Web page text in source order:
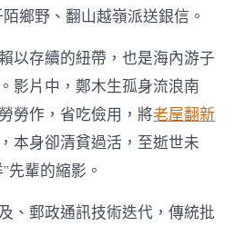
鄉野、翻山越嶺派送銀信。
以存續的紐帶，也是海內游子
影片中，鄭木生孤身流浪南
勞作，省吃儉用，將老屋翻新
本身卻清貧過活，至逝世未
先輩的縮影。
、郵政通訊技術迭代，傳統批